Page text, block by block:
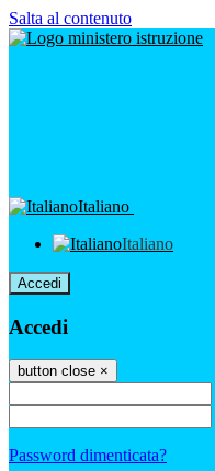
Salta al contenuto
Italiano
Italiano
Accedi
Accedi
button close ×
Password dimenticata?